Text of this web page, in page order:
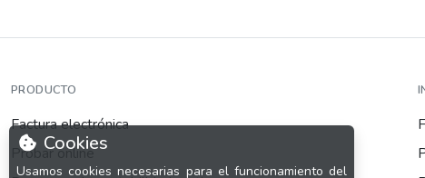
Cookies
Usamos cookies necesarias para el funcionamiento del
PRODUCTO
Factura electrónica
Probar online